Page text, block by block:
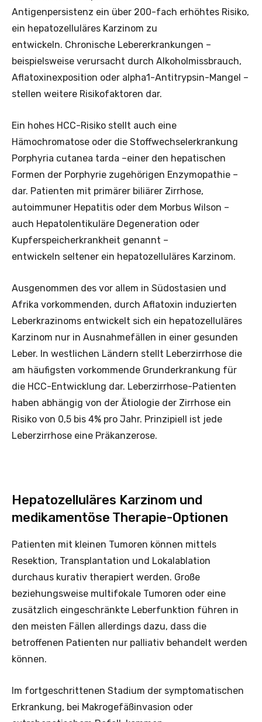
Antigenpersistenz ein über 200-fach erhöhtes Risiko,
ein hepatozelluläres Karzinom zu
entwickeln. Chronische Lebererkrankungen –
beispielsweise verursacht durch Alkoholmissbrauch,
Aflatoxinexposition oder alpha1-Antitrypsin-Mangel –
stellen weitere Risikofaktoren dar.
Ein hohes HCC-Risiko stellt auch eine
Hämochromatose oder die Stoffwechselerkrankung
Porphyria cutanea tarda –einer den hepatischen
Formen der Porphyrie zugehörigen Enzymopathie –
dar. Patienten mit primärer biliärer Zirrhose,
autoimmuner Hepatitis oder dem Morbus Wilson –
auch Hepatolentikuläre Degeneration oder
Kupferspeicherkrankheit genannt –
entwickeln seltener ein hepatozelluläres Karzinom.
Ausgenommen des vor allem in Südostasien und
Afrika vorkommenden, durch Aflatoxin induzierten
Leberkrazinoms entwickelt sich ein hepatozelluläres
Karzinom nur in Ausnahmefällen in einer gesunden
Leber. In westlichen Ländern stellt Leberzirrhose die
am häufigsten vorkommende Grunderkrankung für
die HCC-Entwicklung dar. Leberzirrhose-Patienten
haben abhängig von der Ätiologie der Zirrhose ein
Risiko von 0,5 bis 4% pro Jahr. Prinzipiell ist jede
Leberzirrhose eine Präkanzerose.
Hepatozelluläres Karzinom und
medikamentöse Therapie-Optionen
Patienten mit kleinen Tumoren können mittels
Resektion, Transplantation und Lokalablation
durchaus kurativ therapiert werden. Große
beziehungsweise multifokale Tumoren oder eine
zusätzlich eingeschränkte Leberfunktion führen in
den meisten Fällen allerdings dazu, dass die
betroffenen Patienten nur palliativ behandelt werden
können.
Im fortgeschrittenen Stadium der symptomatischen
Erkrankung, bei Makrogefäßinvasion oder